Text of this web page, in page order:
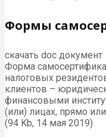
Формы
скачать doc документ
Форма
налоговых
клиентов –
финансовыми
(или) лицах, прямо
(94 Kb, 14 мая 2019)